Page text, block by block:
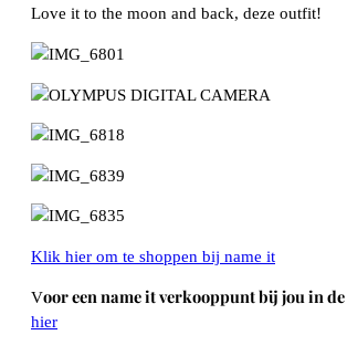
Love it to the moon and back, deze outfit!
Klik hier om te shoppen bij name it
Voor een name it verkooppunt bij jou in
hier